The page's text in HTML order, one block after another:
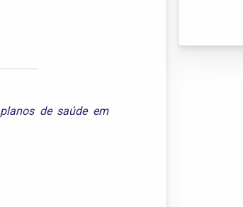
planos de saúde em